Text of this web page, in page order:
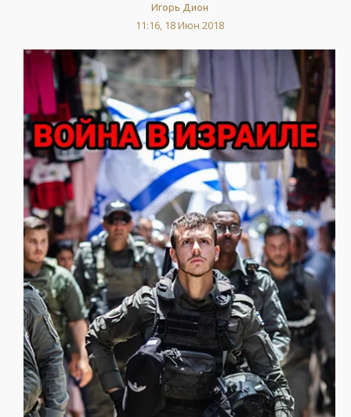
Игорь Дион
11:16, 18 Июн 2018